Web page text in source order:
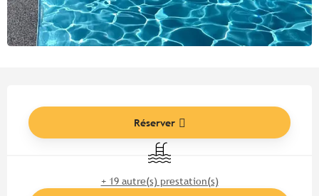
Réserver
Piscine
+ 19 autre(s) prestation(s)